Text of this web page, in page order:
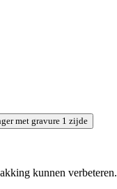
met gravure 1 zijde
kunnen verbeteren.